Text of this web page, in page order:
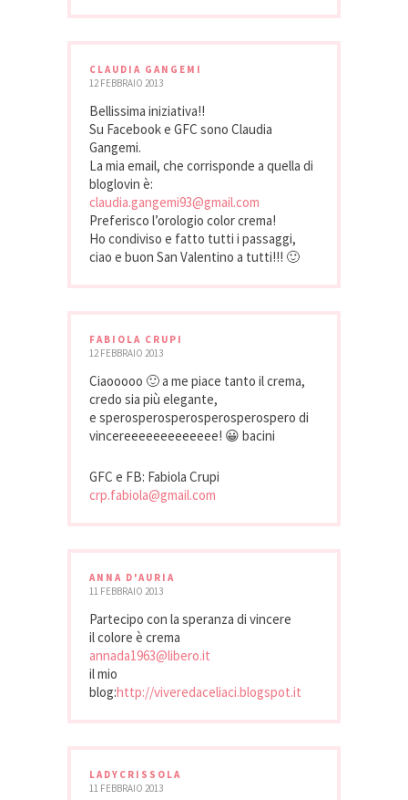
CLAUDIA GANGEMI
12 FEBBRAIO 2013
Bellissima iniziativa!!
Su Facebook e GFC sono Claudia
Gangemi.
La mia email, che corrisponde a quella di
bloglovin è:
claudia.gangemi93@gmail.com
Preferisco l’orologio color crema!
Ho condiviso e fatto tutti i passaggi,
ciao e buon San Valentino a tutti!!! 🙂
FABIOLA CRUPI
12 FEBBRAIO 2013
Ciaooooo 🙂 a me piace tanto il crema,
credo sia più elegante,
e sperosperosperosperosperospero di
vincereeeeeeeeeeeee! 😀 bacini
GFC e FB: Fabiola Crupi
crp.fabiola@gmail.com
ANNA D'AURIA
11 FEBBRAIO 2013
Partecipo con la speranza di vincere
il colore è crema
annada1963@libero.it
il mio
blog:http://viveredaceliaci.blogspot.it
LADYCRISSOLA
11 FEBBRAIO 2013